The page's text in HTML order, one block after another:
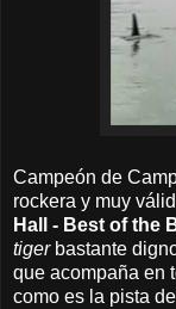
Campeón de
rockera y muy
Hall - Best of the
tigerbastante
que acompaña en
como es la pista